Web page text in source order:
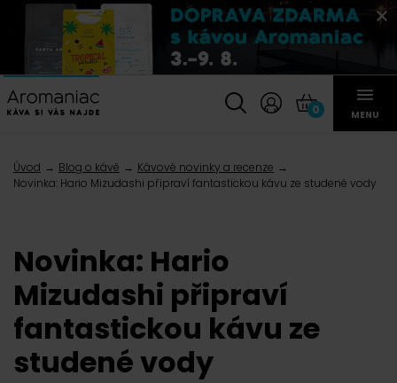
0 MENU
Úvod Blog o kávě
Kávové novinky a recenze
Novinka: Hario Mizudashi připraví fantastickou kávu ze studené vody
Novinka: Hario
Mizudashi připraví
fantastickou kávu ze
studené vody